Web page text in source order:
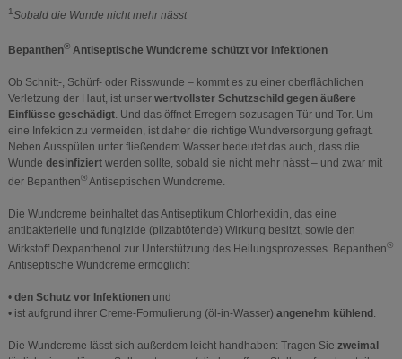
1Sobald die Wunde nicht mehr nässt
Bepanthen®Antiseptische Wundcreme schützt vor Infektionen
Ob Schnitt-, Schürf- oder Risswunde – kommt es zu einer oberflächlichen
Verletzung der Haut, ist unser wertvollster Schutzschild gegen äußere
Einflüsse geschädigt. Und das öffnet Erregern sozusagen Tür und Tor. Um
eine Infektion zu vermeiden, ist daher die richtige Wundversorgung gefragt.
Neben Ausspülen unter fließendem Wasser bedeutet das auch, dass die
Wunde desinfiziertwerden sollte, sobald sie nicht mehr nässt – und zwar mit
der Bepanthen®Antiseptischen Wundcreme.
Die Wundcreme beinhaltet das Antiseptikum Chlorhexidin, das eine
antibakterielle und fungizide (pilzabtötende) Wirkung besitzt, sowie den
Wirkstoff Dexpanthenol zur Unterstützung des Heilungsprozesses. Bepanthen®
Antiseptische Wundcreme ermöglicht
• den Schutz vor Infektionenund
• ist aufgrund ihrer Creme-Formulierung (öl-in-Wasser) angenehm kühlend .
Die Wundcreme lässt sich außerdem leicht handhaben: Tragen Sie zweimal